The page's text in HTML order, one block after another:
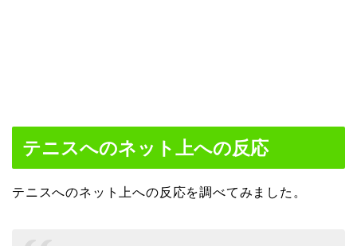
テニスへのネット上への反応
テニスへのネット上への反応を調べてみました。